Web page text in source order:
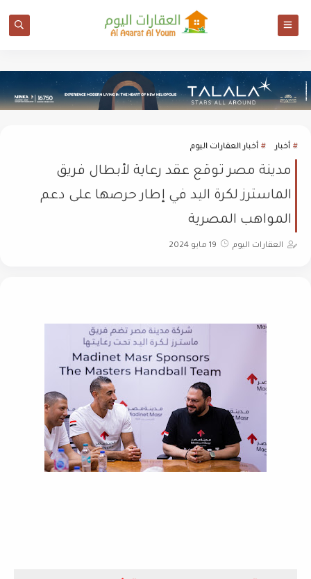
أخبار أخبار العقارات اليوم
مدينة مصر توقع عقد رعاية لأبطال فريق
الماسترز لكرة اليد في إطار حرصها على دعم
المواهب المصرية
العقارات اليوم 19 مايو 2024